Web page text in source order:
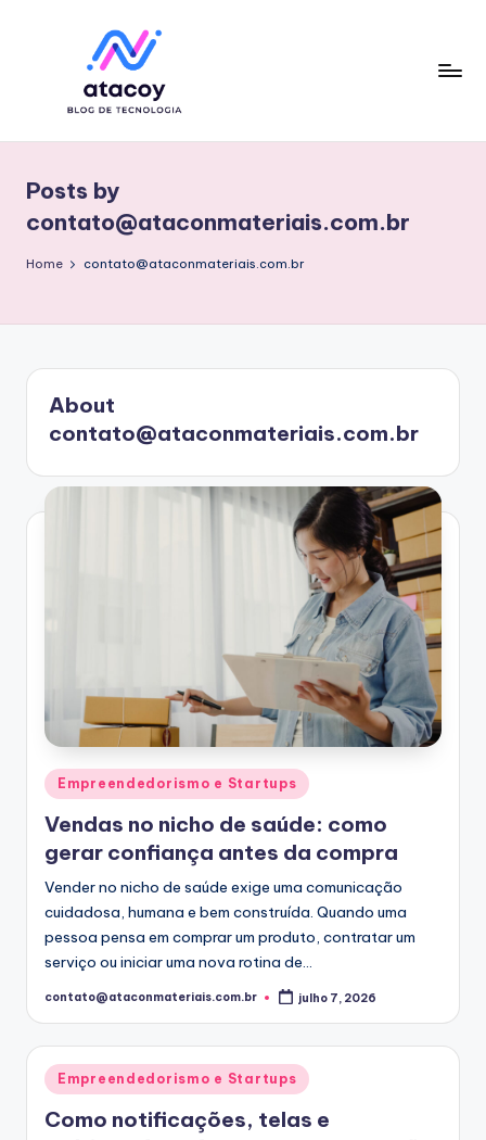
Posts by
contato@ataconmateriais.com.br
Home contato@ataconmateriais.com.br
About
contato@ataconmateriais.com.br
Posted
in
Empreendedorismo e Startups
Vendas no nicho de saúde: como
gerar confiança antes da compra
Vender no nicho de saúde exige uma comunicação
cuidadosa, humana e bem construída. Quando uma
pessoa pensa em comprar um produto, contratar um
serviço ou iniciar uma nova rotina de…
Posted
contato@ataconmateriais.com.br julho 7, 2026
Posted
in
Empreendedorismo e Startups
Como notificações, telas e